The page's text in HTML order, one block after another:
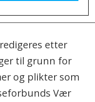
etter
til grunn for
og plikter som
Vær